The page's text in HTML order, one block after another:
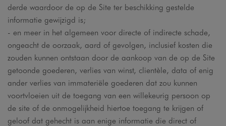
derde waardoor de op de Site ter beschikking gestelde
informatie gewijzigd is;
- en meer in het algemeen voor directe of indirecte schade,
ongeacht de oorzaak, aard of gevolgen, inclusief kosten die
zouden kunnen ontstaan door de aankoop van de op de Site
getoonde goederen, verlies van winst, clientèle, data of enig
ander verlies van immateriële goederen dat zou kunnen
voortvloeien uit de toegang van een willekeurig persoon op
de site of de onmogelijkheid hiertoe toegang te krijgen of
geloof dat gehecht is aan enige informatie die direct of